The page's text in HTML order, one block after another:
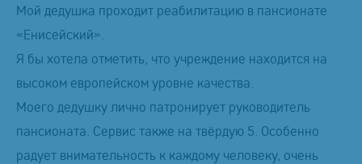
Мой дедушка проходит реабилитацию в пансионате
«Енисейский».
Я бы хотела отметить, что учреждение находится на
высоком европейском уровне качества.
Моего дедушку лично патронирует руководитель
пансионата. Сервис также на твёрдую 5. Особенно
радует внимательность к каждому человеку, очень